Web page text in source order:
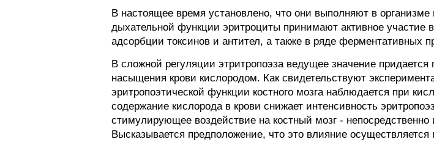
В настоящее время установлено, что они выполняют в
дыхательной функции эритроциты принимают активное участие
адсорбции токсинов и антител, а также в ряде ферментативных
В сложной регуляции этритропоэза ведущее значение
насыщения крови кислородом. Как свидетельствуют
эритропоэтической функции костного мозга наблюдается при
содержание кислорода в крови снижает интенсивность
стимулирующее воздействие на костный мозг -
Высказывается предположение, что это влияние